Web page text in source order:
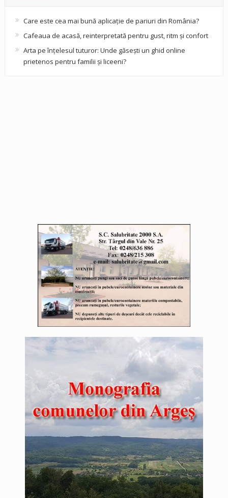
Care este cea mai bună aplicație de pariuri din România?
Cafeaua de acasă, reinterpretată pentru gust, ritm și confort
Arta pe înțelesul tuturor: Unde găsești un ghid online
prietenos pentru familii și liceeni?